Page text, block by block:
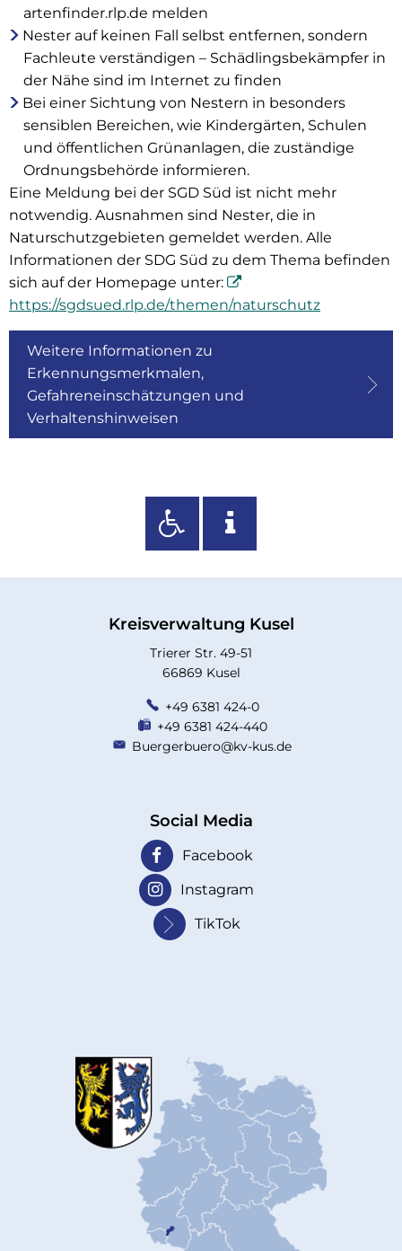
artenfinder.rlp.de melden
Nester auf keinen Fall selbst entfernen, sondern
Fachleute verständigen – Schädlingsbekämpfer in
der Nähe sind im Internet zu finden
Bei einer Sichtung von Nestern in besonders
sensiblen Bereichen, wie Kindergärten, Schulen
und öffentlichen Grünanlagen, die zuständige
Ordnungsbehörde informieren.
Eine Meldung bei der SGD Süd ist nicht mehr
notwendig. Ausnahmen sind Nester, die in
Naturschutzgebieten gemeldet werden. Alle
Informationen der SDG Süd zu dem Thema befinden
sich auf der Homepage unter:
https://sgdsued.rlp.de/themen/naturschutz
Weitere Informationen zu
Erkennungsmerkmalen,
Gefahreneinschätzungen und
Verhaltenshinweisen
Kreisverwaltung Kusel
Trierer Str. 49-51
66869 Kusel
+49 6381 424-0
+49 6381 424-440
Buergerbuero@kv-kus.de
Social Media
Facebook
Instagram
TikTok